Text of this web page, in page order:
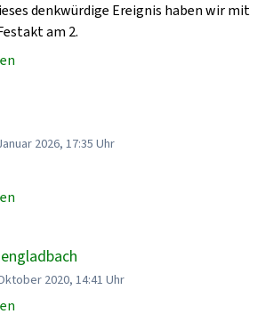
denkwürdige Ereignis haben wir mit
am 2.
2026, 17:35 Uhr
2020, 14:41 Uhr